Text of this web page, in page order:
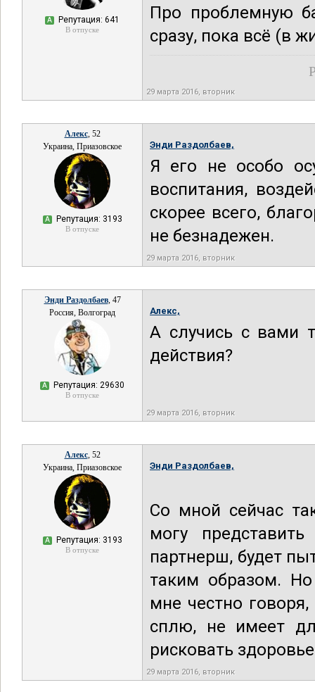
А Репутация: 641
В отпуске
Про проблемную
сразу, пока всё (в
29 марта 2016, вторник
Алекс, 52
Украина, Приазовское
А Репутация: 3193
В отпуске
Энди Раздолбаев,
Я его не особо
воспитания,
скорее всего,
не безнадежен.
29 марта 2016, вторник
Энди Раздолбаев, 47
Россия, Волгоград
А Репутация: 29630
В отпуске
Алекс,
А случись с вами
действия?
29 марта 2016, вторник
Алекс, 52
Украина, Приазовское
А Репутация: 3193
В отпуске
Энди Раздолбаев,
Со мной сейчас
могу
партнерш, будет
таким образом.
мне честно
сплю, не имеет
рисковать
29 марта 2016, вторник